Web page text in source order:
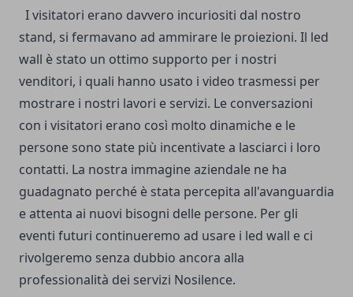
I visitatori erano davvero incuriositi dal nostro
stand, si fermavano ad ammirare le proiezioni. Il led
wall è stato un ottimo supporto per i nostri
venditori, i quali hanno usato i video trasmessi per
mostrare i nostri lavori e servizi. Le conversazioni
con i visitatori erano così molto dinamiche e le
persone sono state più incentivate a lasciarci i loro
contatti. La nostra immagine aziendale ne ha
guadagnato perché è stata percepita all'avanguardia
e attenta ai nuovi bisogni delle persone. Per gli
eventi futuri continueremo ad usare i led wall e ci
rivolgeremo senza dubbio ancora alla
professionalità dei servizi Nosilence.